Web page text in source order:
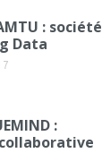
: société
Data
: